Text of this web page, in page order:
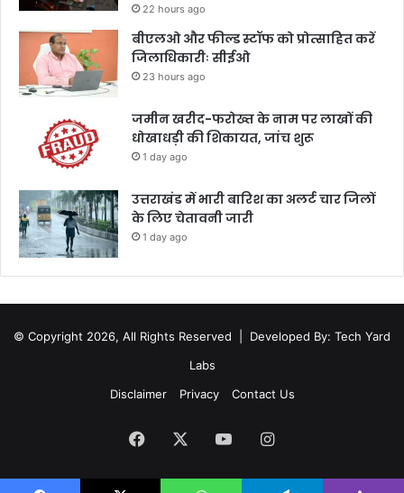
22 hours ago
बीएलओ और फील्ड स्टॉफ को प्रोत्साहित करें
जिलाधिकारीः सीईओ
23 hours ago
जमीन खरीद-फरोख्त के नाम पर लाखों की
धोखाधड़ी की शिकायत, जांच शुरू
1 day ago
उत्तराखंड में भारी बारिश का अलर्ट चार जिलों
के लिए चेतावनी जारी
1 day ago
© Copyright 2026, All Rights Reserved | Developed By: Tech Yard
Labs
Disclaimer
Privacy Contact Us
Facebook YouTubeInstagram